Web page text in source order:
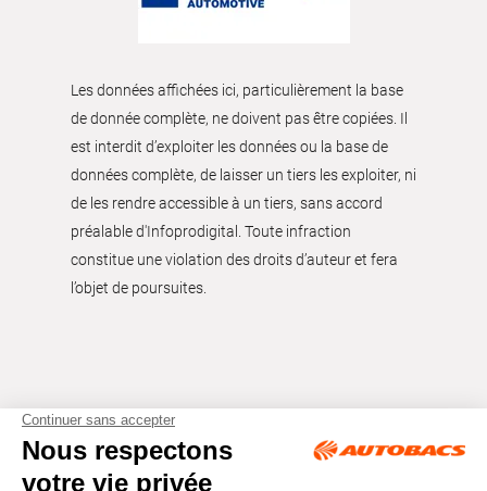
Les données affichées ici, particulièrement la base
de donnée complète, ne doivent pas être copiées. Il
est interdit d’exploiter les données ou la base de
données complète, de laisser un tiers les exploiter, ni
de les rendre accessible à un tiers, sans accord
préalable d'Infoprodigital. Toute infraction
constitue une violation des droits d’auteur et fera
l’objet de poursuites.